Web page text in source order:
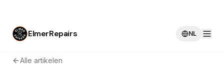
ElmerRepairs NL
Alle artikelen